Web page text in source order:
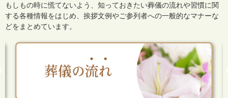
もしもの時に慌てないよう、知っておきたい葬儀の流れや習慣に関
する各種情報をはじめ、 挨拶文例やご参列者への一般的なマナーな
どをまとめています。